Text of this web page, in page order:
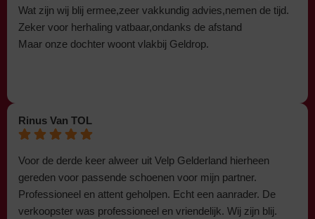
Wat zijn wij blij ermee,zeer vakkundig advies,nemen de tijd.
Zeker voor herhaling vatbaar,ondanks de afstand
Maar onze dochter woont vlakbij Geldrop.
Rinus Van TOL
Voor de derde keer alweer uit Velp Gelderland hierheen
gereden voor passende schoenen voor mijn partner.
Professioneel en attent geholpen. Echt een aanrader. De
verkoopster was professioneel en vriendelijk. Wij zijn blij.